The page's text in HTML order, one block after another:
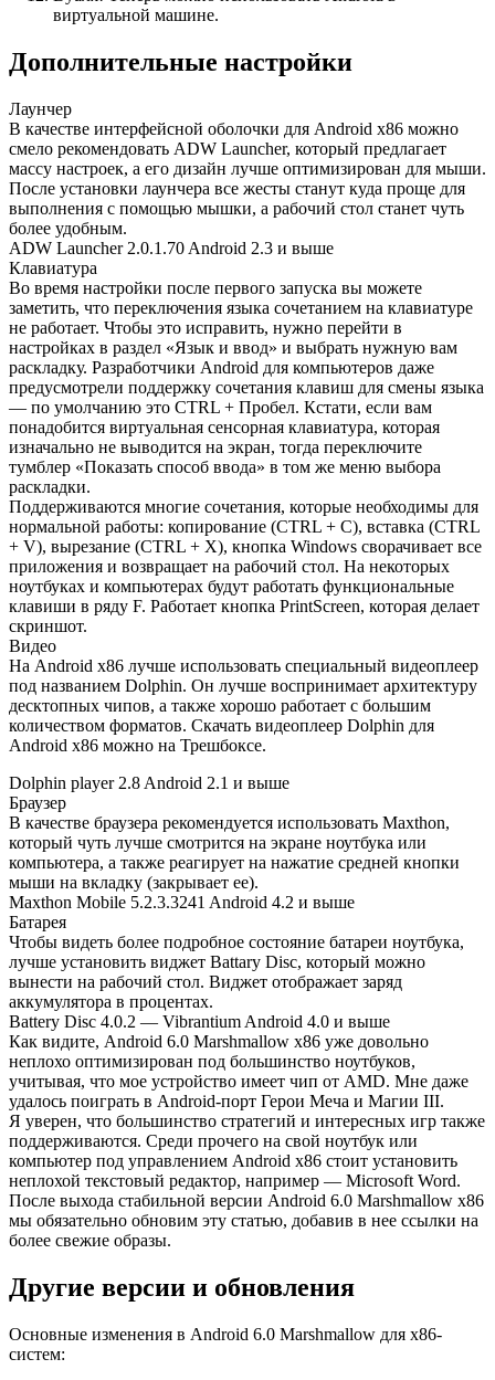
виртуальной машине.
Дополнительные настройки
Лаунчер
В качестве интерфейсной оболочки для Android x86 можно
смело рекомендовать ADW Launcher, который предлагает
массу настроек, а его дизайн лучше оптимизирован для мыши.
После установки лаунчера все жесты станут куда проще для
выполнения с помощью мышки, а рабочий стол станет чуть
более удобным.
ADW Launcher 2.0.1.70 Android 2.3 и выше
Клавиатура
Во время настройки после первого запуска вы можете
заметить, что переключения языка сочетанием на клавиатуре
не работает. Чтобы это исправить, нужно перейти в
настройках в раздел «Язык и ввод» и выбрать нужную вам
раскладку. Разработчики Android для компьютеров даже
предусмотрели поддержку сочетания клавиш для смены языка
— по умолчанию это CTRL + Пробел. Кстати, если вам
понадобится виртуальная сенсорная клавиатура, которая
изначально не выводится на экран, тогда переключите
тумблер «Показать способ ввода» в том же меню выбора
раскладки.
Поддерживаются многие сочетания, которые необходимы для
нормальной работы: копирование (CTRL + C), вставка (CTRL
+ V), вырезание (CTRL + X), кнопка Windows сворачивает все
приложения и возвращает на рабочий стол. На некоторых
ноутбуках и компьютерах будут работать функциональные
клавиши в ряду F. Работает кнопка PrintScreen, которая делает
скриншот.
Видео
На Android x86 лучше использовать специальный видеоплеер
под названием Dolphin. Он лучше воспринимает архитектуру
десктопных чипов, а также хорошо работает с большим
количеством форматов. Скачать видеоплеер Dolphin для
Android x86 можно на Трешбоксе.
Dolphin player 2.8 Android 2.1 и выше
Браузер
В качестве браузера рекомендуется использовать Maxthon,
который чуть лучше смотрится на экране ноутбука или
компьютера, а также реагирует на нажатие средней кнопки
мыши на вкладку (закрывает ее).
Maxthon Mobile 5.2.3.3241 Android 4.2 и выше
Батарея
Чтобы видеть более подробное состояние батареи ноутбука,
лучше установить виджет Battary Disc, который можно
вынести на рабочий стол. Виджет отображает заряд
аккумулятора в процентах.
Battery Disc 4.0.2 — Vibrantium Android 4.0 и выше
Как видите, Android 6.0 Marshmallow x86 уже довольно
неплохо оптимизирован под большинство ноутбуков,
учитывая, что мое устройство имеет чип от AMD. Мне даже
удалось поиграть в Android-порт Герои Меча и Магии III.
Я уверен, что большинство стратегий и интересных игр также
поддерживаются. Среди прочего на свой ноутбук или
компьютер под управлением Android x86 стоит установить
неплохой текстовый редактор, например — Microsoft Word.
После выхода стабильной версии Android 6.0 Marshmallow x86
мы обязательно обновим эту статью, добавив в нее ссылки на
более свежие образы.
Другие версии и обновления
Основные изменения в Android 6.0 Marshmallow для x86-
систем: